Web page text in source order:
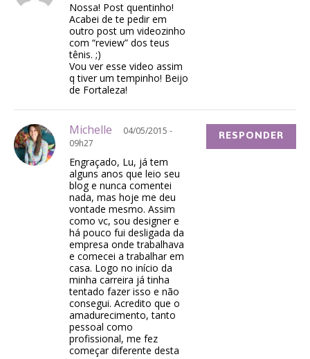
Nossa! Post quentinho!
Acabei de te pedir em
outro post um videozinho
com “review” dos teus
tênis. ;)
Vou ver esse video assim
q tiver um tempinho! Beijo
de Fortaleza!
Michelle
04/05/2015 -
09h27
Engraçado, Lu, já tem
alguns anos que leio seu
blog e nunca comentei
nada, mas hoje me deu
vontade mesmo. Assim
como vc, sou designer e
há pouco fui desligada da
empresa onde trabalhava
e comecei a trabalhar em
casa. Logo no início da
minha carreira já tinha
tentado fazer isso e não
consegui. Acredito que o
amadurecimento, tanto
pessoal como
profissional, me fez
começar diferente desta
RESPONDER